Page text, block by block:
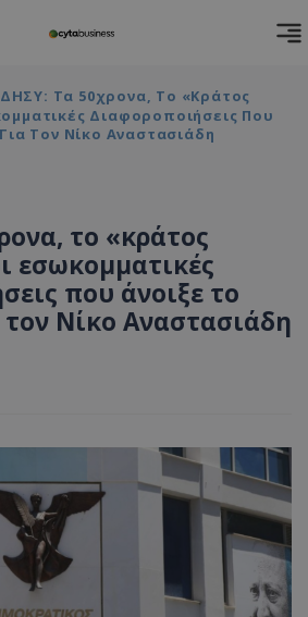
ΔΗΣΥ: Τα 50χρονα, Το «κράτος
Διαφοροποιήσεις Που
Τον Νίκο Αναστασιάδη
το «κράτος
εσωκομματικές
που άνοιξε το
Νίκο Αναστασιάδη